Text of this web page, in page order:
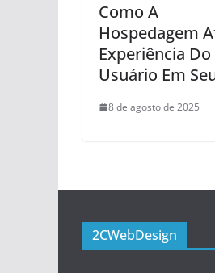
Como A
Hospedagem
Experiência Do
Usuário Em
8 de agosto de 2025
2CWebDesign